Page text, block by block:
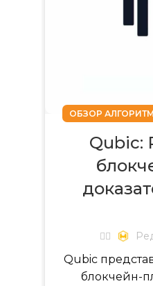
ОБЗОР
Qubic:
✍🏻
Qubic
блокчейн-